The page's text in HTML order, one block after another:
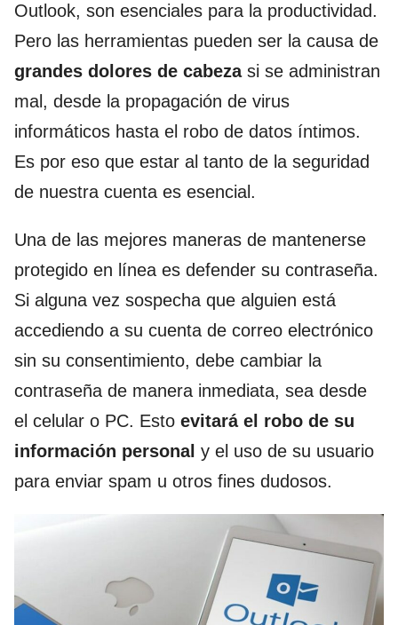
Outlook, son esenciales para la productividad.
Pero las herramientas pueden ser la causa de
grandes dolores de cabezasi se administran
mal, desde la propagación de virus
informáticos hasta el robo de datos íntimos.
Es por eso que estar al tanto de la seguridad
de nuestra cuenta es esencial.
Una de las mejores maneras de mantenerse
protegido en línea es defender su contraseña.
Si alguna vez sospecha que alguien está
accediendo a su cuenta de correo electrónico
sin su consentimiento, debe cambiar la
contraseña de manera inmediata, sea desde
el celular o PC. Esto evitará el robo de su
información personal y el uso de su usuario
para enviar spam u otros fines dudosos.